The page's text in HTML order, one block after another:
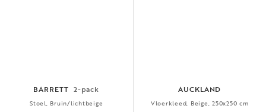
BARRETT 2-pack
Stoel, Bruin/lichtbeige
AUCKLAND
Vloerkleed, Beige, 250x250 cm